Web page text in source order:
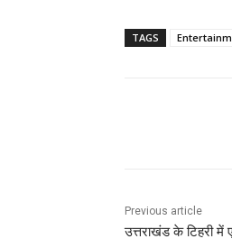
TAGS
Previous article
उत्तराखंड के टिहरी में